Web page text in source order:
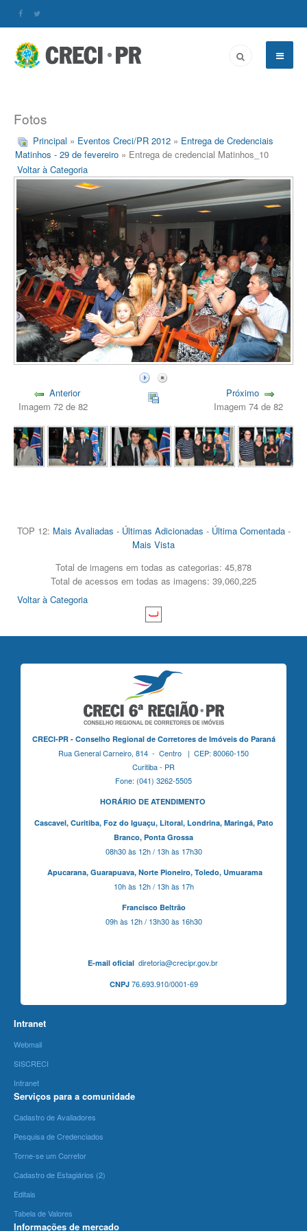
Fotos
Principal » Eventos Creci/PR 2012 » Entrega de Credenciais
Matinhos - 29 de fevereiro » Entrega de credencial Matinhos_10
Voltar à Categoria
Anterior
Imagem 72 de 82
Próximo
Imagem 74 de 82
TOP 12: Mais Avaliadas - Últimas Adicionadas - Última Comentada-
Mais Vista
Total de imagens em todas as categorias: 45,878
Total de acessos em todas as imagens: 39,060,225
Voltar à Categoria
CRECI-PR - Conselho Regional de Corretores de Imóveis do Paraná
Rua General Carneiro, 814 - Centro | CEP: 80060-150
Curitiba - PR
Fone: (041) 3262-5505
HORÁRIO DE ATENDIMENTO
Cascavel, Curitiba,Foz do Iguaçu, Litoral, Londrina, Maringá, Pato
Branco, Ponta Grossa
08h30 às 12h / 13h às 17h30
Apucarana, Guarapuava, Norte Pioneiro, Toledo, Umuarama
10h às 12h / 13h às 17h
Francisco Beltrão
09h às 12h / 13h30 às 16h30
E-mail oficialdiretoria@crecipr.gov.br
CNPJ76.693.910/0001-69
Intranet
Webmail
SISCRECI
Intranet
Serviços para a comunidade
Cadastro de Avaliadores
Pesquisa de Credenciados
Torne-se um Corretor
Cadastro de Estagiários (2)
Editais
Tabela de Valores
Informações de mercado